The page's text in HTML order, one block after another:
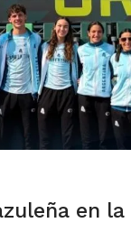
en